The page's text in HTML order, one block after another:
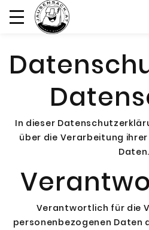
In dieser
über die Verarbeitung
Daten.
Verantwortlich für die
personenbezogenen Daten